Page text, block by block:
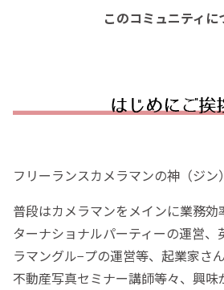
このコミュニティに
フリーランスカメラマンの神（ジン
普段はカメラマンをメインに業務
ターナショナルパーティーの運営、
ラマングル−プの運営等、起業家さ
不動産写真セミナー講師等々、興味